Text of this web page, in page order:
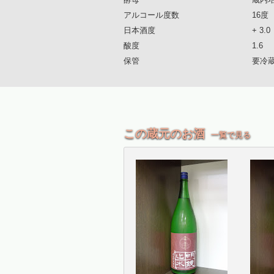
アルコール度数
16度
日本酒度
+ 3.0
酸度
1.6
保管
要冷
この蔵元のお酒 一覧で見る